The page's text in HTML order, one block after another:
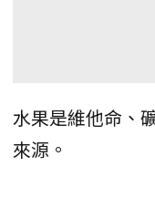
水果是維他命、
來源。